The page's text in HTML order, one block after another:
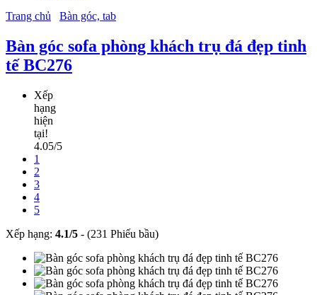
Trang chủ
Bàn góc, tab
Bàn góc sofa phòng khách trụ đá đẹp tinh
tế BC276
Xếp
hạng
hiện
tại!
4.05/5
1
2
3
4
5
Xếp hạng: 4.1/5 - (231 Phiếu bầu)